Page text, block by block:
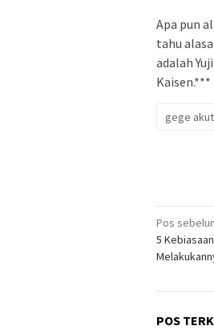
Apa pun
tahu
adalah
Kaisen.***
gege
pos
Pos
5
POS